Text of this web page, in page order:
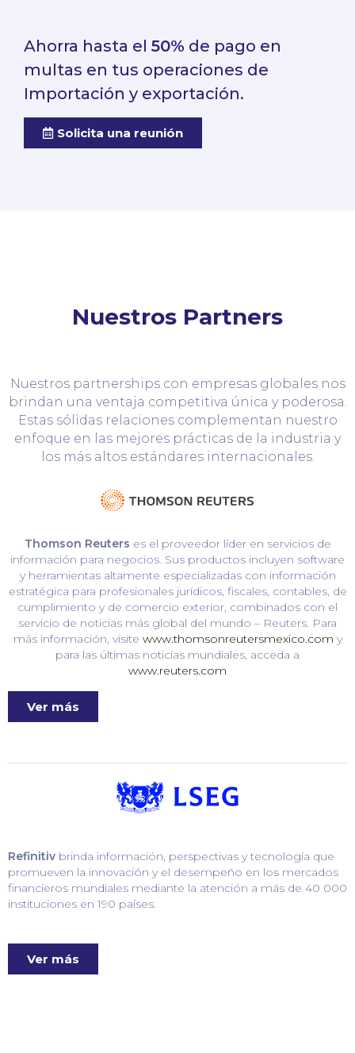
Ahorra hasta el 50% de pago en
multas en tus operaciones de
Importación y exportación.
Solicita una reunión
Nuestros Partners
Nuestros partnerships con empresas globales nos
brindan una ventaja competitiva única y poderosa.
Estas sólidas relaciones complementan nuestro
enfoque en las mejores prácticas de la industria y
los más altos estándares internacionales.
Thomson Reuters es el proveedor líder en servicios de
información para negocios. Sus productos incluyen software
y herramientas altamente especializadas con información
estratégica para profesionales jurídicos, fiscales, contables, de
cumplimiento y de comercio exterior, combinados con el
servicio de noticias más global del mundo – Reuters. Para
más información, visite www.thomsonreutersmexico.com y
para las últimas noticias mundiales, acceda a
www.reuters.com
Ver más
Refinitiv brinda información, perspectivas y tecnología que
promueven la innovación y el desempeño en los mercados
financieros mundiales mediante la atención a más de 40 000
instituciones en 190 países.
Ver más